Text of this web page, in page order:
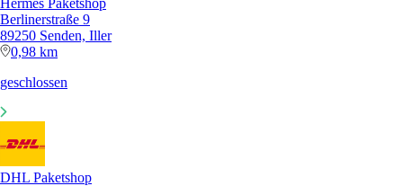
Berlinerstraße 9
89250 Senden, Iller
0,98 km
geschlossen
DHL Paketshop